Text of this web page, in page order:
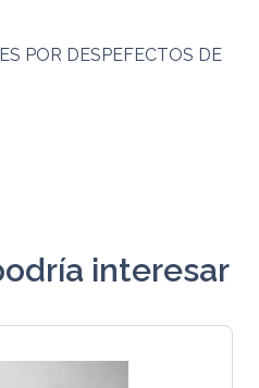
POR DESPEFECTOS DE
interesar